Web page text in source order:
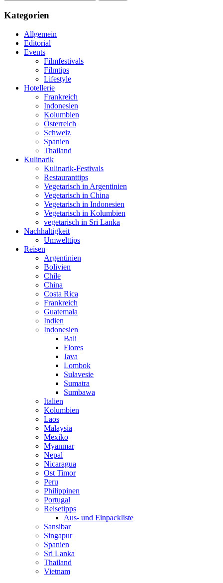
nach:
Kategorien
Allgemein
Editorial
Events
Filmfestivals
Filmtips
Lifestyle
Hotellerie
Frankreich
Indonesien
Kolumbien
Österreich
Schweiz
Spanien
Thailand
Kulinarik
Kulinarik-Festivals
Restauranttips
Vegetarisch in Argentinien
Vegetarisch in China
Vegetarisch in Indonesien
Vegetarisch in Kolumbien
vegetarisch in Sri Lanka
Nachhaltigkeit
Umwelttips
Reisen
Argentinien
Bolivien
Chile
China
Costa Rica
Frankreich
Guatemala
Indien
Indonesien
Bali
Flores
Java
Lombok
Sulavesie
Sumatra
Sumbawa
Italien
Kolumbien
Laos
Malaysia
Mexiko
Myanmar
Nepal
Nicaragua
Ost Timor
Peru
Philippinen
Portugal
Reisetipps
Aus- und Einpackliste
Sansibar
Singapur
Spanien
Sri Lanka
Thailand
Vietnam